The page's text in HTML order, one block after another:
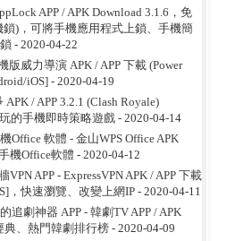
APP / APK Download 3.1.6，免
)，可將手機應用程式上鎖、手機簡
- 2020-04-22
版威力導演 APK / APP 下載 (Power
iOS]- 2020-04-19
/ APP 3.2.1 (Clash Royale)
的手機即時策略遊戲- 2020-04-14
Office 軟體 - 金山WPS Office APK
機Office軟體 - 2020-04-12
APP - ExpressVPN APK / APP 下載
，快速瀏覽、改變上網IP- 2020-04-11
追劇神器 APP - 韓劇TV APP / APK
典、熱門韓劇排行榜- 2020-04-09